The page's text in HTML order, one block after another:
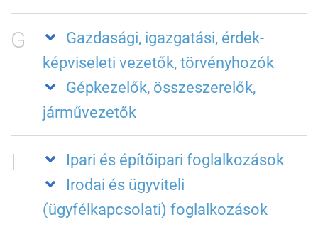
G
Gazdasági, igazgatási, érdek-
képviseleti vezetők, törvényhozók
Gépkezelők, összeszerelők,
járművezetők
I
Ipari és építőipari foglalkozások
Irodai és ügyviteli
(ügyfélkapcsolati) foglalkozások